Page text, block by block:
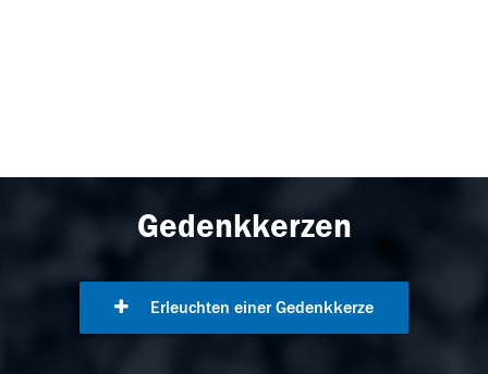
Gedenkkerzen
Erleuchten einer Gedenkkerze